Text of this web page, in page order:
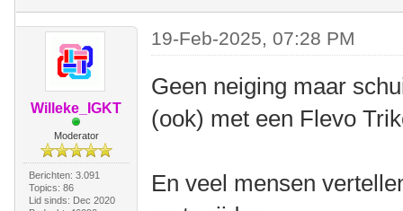
Willeke_IGKT
Moderator
Berichten: 3.091
Topics: 86
Lid sinds: Dec 2020
19-Feb-2025, 07:28 PM
Geen neiging maar
(ook) met een Flevo
En veel mensen